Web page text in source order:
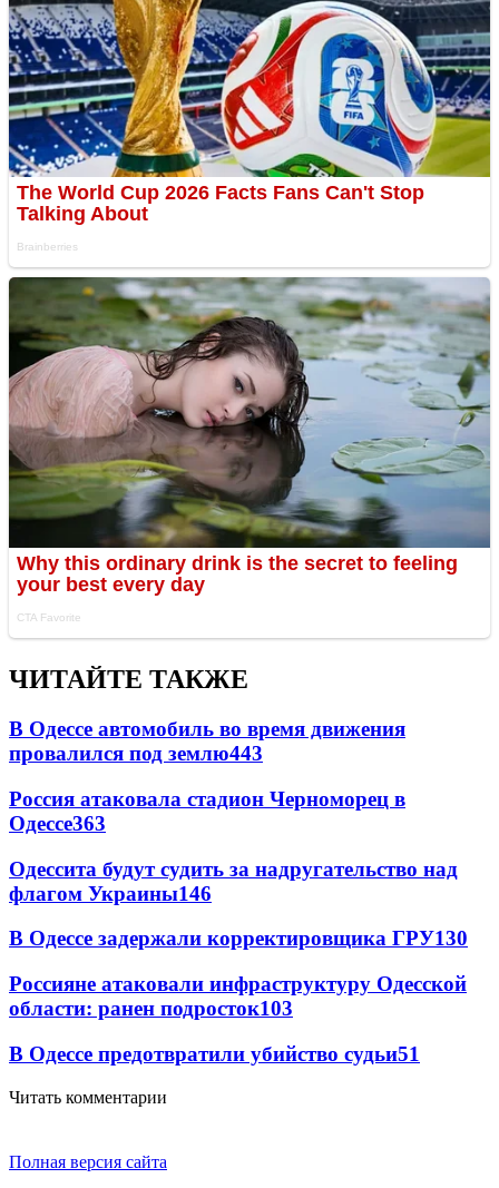
ЧИТАЙТЕ ТАКЖЕ
В Одессе автомобиль во время движения
провалился под землю443
Россия атаковала стадион Черноморец в
Одессе363
Одессита будут судить за надругательство над
флагом Украины146
В Одессе задержали корректировщика ГРУ130
Россияне атаковали инфраструктуру Одесской
области: ранен подросток103
В Одессе предотвратили убийство судьи51
Читать комментарии
Полная версия сайта